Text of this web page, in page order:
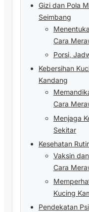
Gizi dan Pola
Seimbang
Cara
Porsi,
Kebersihan
Kandang
Cara
Menjaga
Sekitar
Kesehatan
Vaksin
Cara
Kucing
Pendekatan